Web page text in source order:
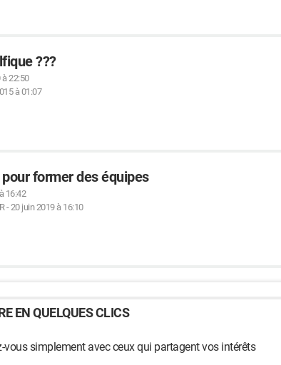
???
à 22:50
à 01:07
former des équipes
16:42
-20 juin 2019 à 16:10
EN QUELQUES CLICS
vous simplement avec ceux qui partagent vos intérêts